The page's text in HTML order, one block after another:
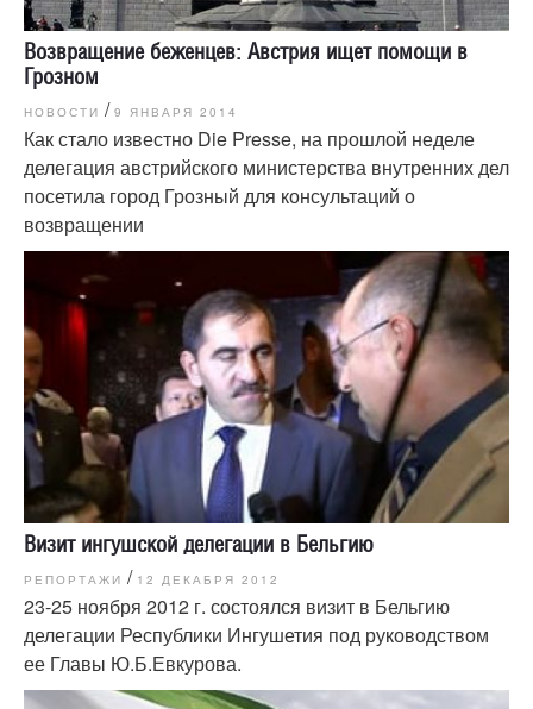
Возвращение беженцев: Австрия ищет помощи в
Грозном
НОВОСТИ / 9 ЯНВАРЯ 2014
Как стало известно Die Presse, на прошлой неделе
делегация австрийского министерства внутренних дел
посетила город Грозный для консультаций о
возвращении
Визит ингушской делегации в Бельгию
РЕПОРТАЖИ / 12 ДЕКАБРЯ 2012
23-25 ноября 2012 г. состоялся визит в Бельгию
делегации Республики Ингушетия под руководством
ее Главы Ю.Б.Евкурова.